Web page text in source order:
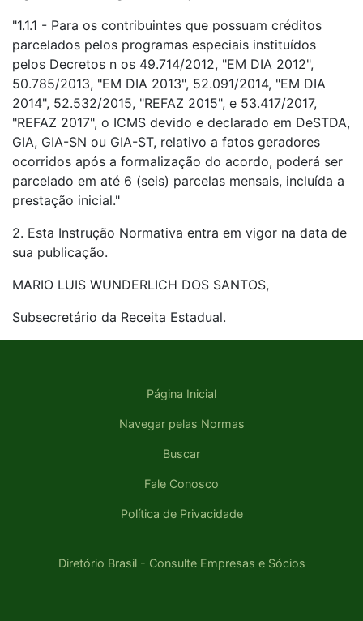
"1.1.1 - Para os contribuintes que possuam créditos
parcelados pelos programas especiais instituídos
pelos Decretos n os 49.714/2012, "EM DIA 2012",
50.785/2013, "EM DIA 2013", 52.091/2014, "EM DIA
2014", 52.532/2015, "REFAZ 2015", e 53.417/2017,
"REFAZ 2017", o ICMS devido e declarado em DeSTDA,
GIA, GIA-SN ou GIA-ST, relativo a fatos geradores
ocorridos após a formalização do acordo, poderá ser
parcelado em até 6 (seis) parcelas mensais, incluída a
prestação inicial."
2. Esta Instrução Normativa entra em vigor na data de
sua publicação.
MARIO LUIS WUNDERLICH DOS SANTOS,
Subsecretário da Receita Estadual.
Página Inicial
Navegar pelas Normas
Buscar
Fale Conosco
Política de Privacidade
Diretório Brasil - Consulte Empresas e Sócios